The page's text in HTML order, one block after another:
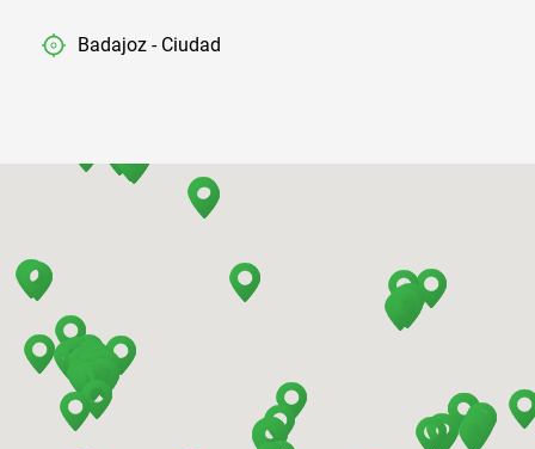
Badajoz - Ciudad
Barcelona - El Prat
Barcelona - Mataro
Barcelona - Terrassa